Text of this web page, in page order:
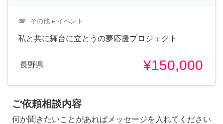
attachment その他 ▸ イベント
私と共に舞台に立とうの夢応援プロジェクト
長野県 ¥150,000
ご依頼相談内容
何か聞きたいことがあればメッセージを入れてください